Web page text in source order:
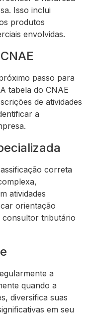
Isso inclui
produtos
envolvidas.
passo para
tabela do CNAE
de atividades
a
correta
atividades
orientação
consultor tributário
a
quando a
diversifica suas
em seu